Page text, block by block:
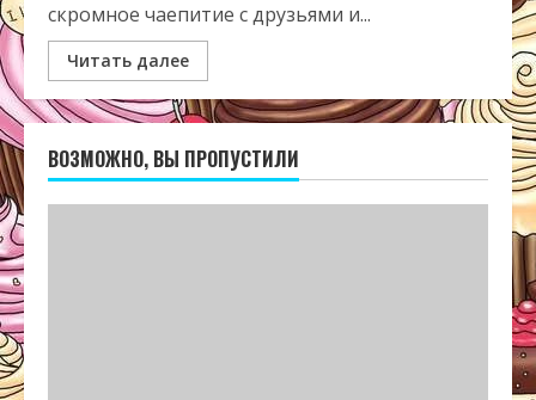
скромное чаепитие с друзьями и...
Читать далее
ВОЗМОЖНО, ВЫ ПРОПУСТИЛИ